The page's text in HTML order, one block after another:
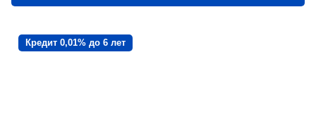
Кредит 0,01% до 6 лет